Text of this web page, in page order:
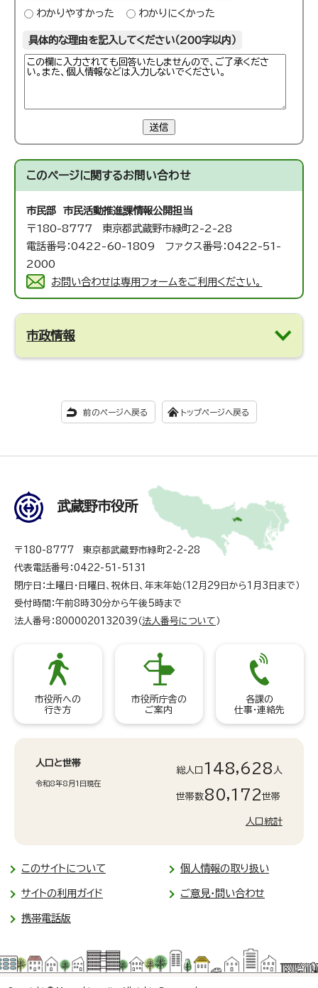
わかりやすかった わかりにくかった
具体的な理由を記入してください（200字以内）
送信
このページに関するお問い合わせ
市民部 市民活動推進課情報公開担当
〒180-8777 東京都武蔵野市緑町2-2-28
電話番号：0422-60-1809 ファクス番号：0422-51-
2000
お問い合わせは専用フォームをご利用ください。
市政情報
前のページへ戻る トップページへ戻る
武蔵野市役所
〒180-8777 東京都武蔵野市緑町2-2-28
代表電話番号：0422-51-5131
閉庁日：土曜日・日曜日、祝休日、年末年始（12月29日から1月3日まで）
受付時間：午前8時30分から午後5時まで
法人番号：8000020132039（ 法人番号について ）
市役所への
行き方
市役所庁舎の
ご案内
各課の
仕事・連絡先
人口と世帯
令和8年8月1日現在
総人口 148,628 人
世帯数80,172世帯
人口統計
このサイトについて 個人情報の取り扱い
サイトの利用ガイド ご意見・問い合わせ
携帯電話版